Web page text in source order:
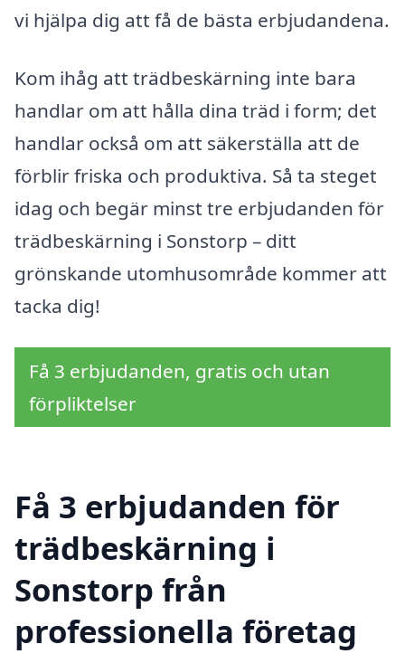
vi hjälpa dig att få de bästa erbjudandena.
Kom ihåg att trädbeskärning inte bara
handlar om att hålla dina träd i form; det
handlar också om att säkerställa att de
förblir friska och produktiva. Så ta steget
idag och begär minst tre erbjudanden för
trädbeskärning i Sonstorp – ditt
grönskande utomhusområde kommer att
tacka dig!
Få 3 erbjudanden, gratis och utan
förpliktelser
Få 3 erbjudanden för
trädbeskärning i
Sonstorp från
professionella företag